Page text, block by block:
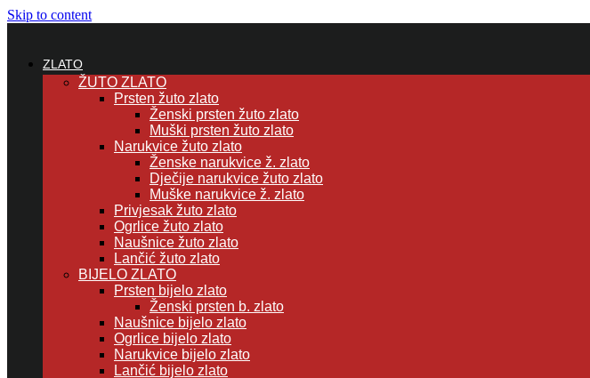
Skip to content
ZLATO
ŽUTO ZLATO
Prsten žuto zlato
Ženski prsten žuto zlato
Muški prsten žuto zlato
Narukvice žuto zlato
Ženske narukvice ž. zlato
Dječije narukvice žuto zlato
Muške narukvice ž. zlato
Privjesak žuto zlato
Ogrlice žuto zlato
Naušnice žuto zlato
Lančić žuto zlato
BIJELO ZLATO
Prsten bijelo zlato
Ženski prsten b. zlato
Naušnice bijelo zlato
Ogrlice bijelo zlato
Narukvice bijelo zlato
Lančić bijelo zlato